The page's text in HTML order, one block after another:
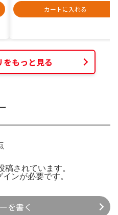
カートに入れる
をもっと見る
されています。
インが必要です。
を書く